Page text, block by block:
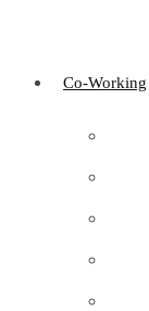
Co-Working